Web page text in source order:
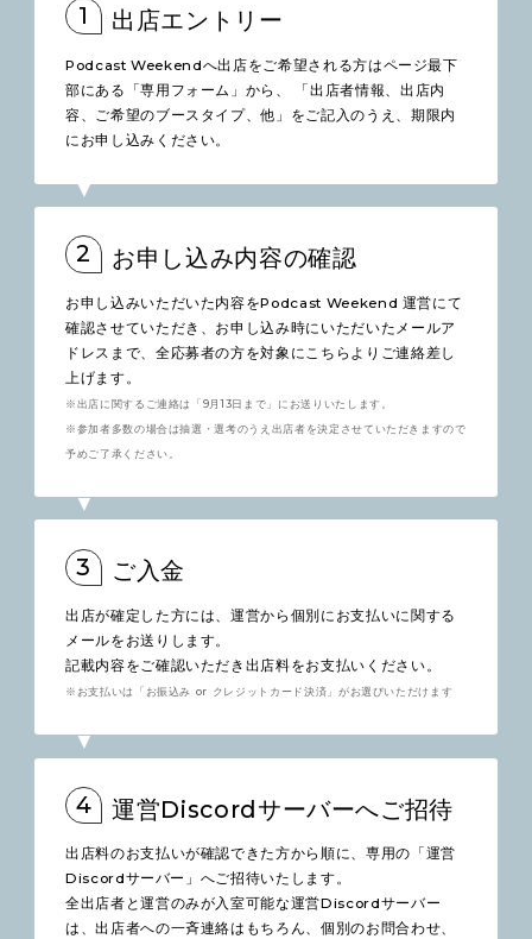
1 出店エントリー
Podcast Weekendへ出店をご希望される方はページ最下
部にある「専用フォーム」から、 「出店者情報、出店内
容、ご希望のブースタイプ、他」をご記入のうえ、期限内
にお申し込みください。
2 お申し込み内容の確認
お申し込みいただいた内容をPodcast Weekend 運営にて
確認させていただき、お申し込み時にいただいたメールア
ドレスまで、全応募者の方を対象にこちらよりご連絡差し
上げます。
※出店に関するご連絡は「9月13日まで」にお送りいたします。
※参加者多数の場合は抽選・選考のうえ出店者を決定させていただきますので
予めご了承ください。
3 ご入金
出店が確定した方には、運営から個別にお支払いに関する
メールをお送りします。
記載内容をご確認いただき出店料をお支払いください。
※お支払いは「お振込み or クレジットカード決済」がお選びいただけます
4 運営Discordサーバーへご招待
出店料のお支払いが確認できた方から順に、専用の「運営
Discordサーバー」へご招待いたします。
全出店者と運営のみが入室可能な運営Discordサーバー
は、出店者への一斉連絡はもちろん、個別のお問合わせ、